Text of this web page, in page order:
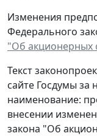
Изменения
Федерального
"Об акционерных
Текст
сайте Госдумы за
наименование:
внесении
закона "Об